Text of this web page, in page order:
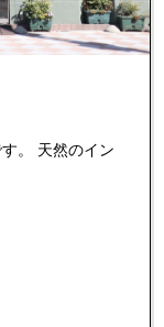
。 天然のイン